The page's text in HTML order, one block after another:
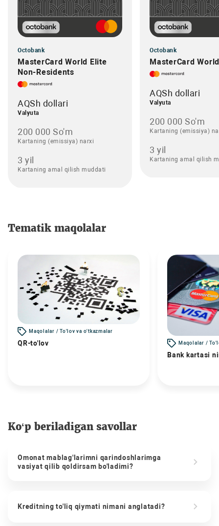
Octobank
MasterCard World Elite
Non-Residents
AQSh dollari
Valyuta
200 000 So'm
Kartaning (emissiya) narxi
3 yil
Kartaning amal qilish muddati
Octobank
MasterCard
AQSh dollari
Valyuta
200 000 So'm
Kartaning (emissiya)
3 yil
Kartaning amal qilish
Tematik maqolalar
Maqolalar / To'lov va o'tkazmalar
QR-to'lov Maqolalar /
Bank kartasi
Ko‘p beriladigan savollar
Omonat mablag'larimni qarindoshlarimga
vasiyat qilib qoldirsam bo'ladimi?
Kreditning to'liq qiymati nimani anglatadi?